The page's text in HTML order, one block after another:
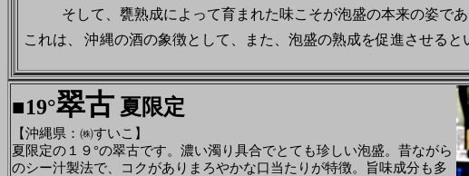
そして、甕熟成によって育まれた味こそが泡盛の本来の姿で
これは、 沖縄の酒の象徴として、また、泡盛の熟成を促進させる
■19°翠古 夏限定
【沖縄県：㈱すいこ】
夏限定の１９°の翠古です。濃い濁り具合でとても珍しい泡盛。昔ながら
のシー汁製法で、コクがありまろやかな口当たりが特徴。旨味成分も多